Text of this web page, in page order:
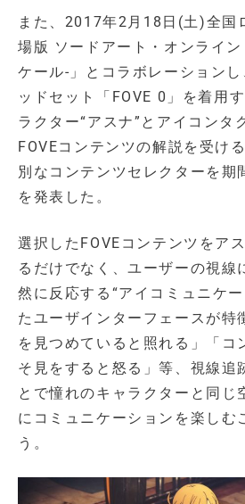
また、2017年2月18日(土)全国
場版 ソードアート・オンライ
ケール-」とコラボレーション
ッドセット「FOVE 0」を着用
ラクター“アスナ”とアイコンタ
FOVEコンテンツの解説を受け
別なコンテンツセレクターを期
を発表した。
選択したFOVEコンテンツをア
るだけでなく、ユーザーの視線
然に反応する“アイコミュニケ
たユーザインターフェースが特
を見つめていると照れる」「コ
そ見をすると怒る」等、視線追
とで憧れのキャラクターと同じ
にコミュニケーションを楽しむ
う。